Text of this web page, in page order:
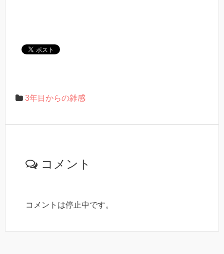
3年目からの雑感
コメント
コメントは停止中です。